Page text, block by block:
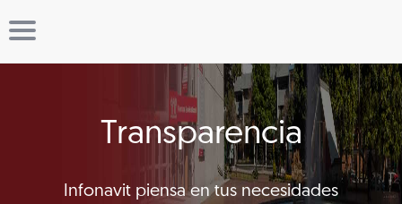
Transparencia
Infonavit piensa en tus necesidades